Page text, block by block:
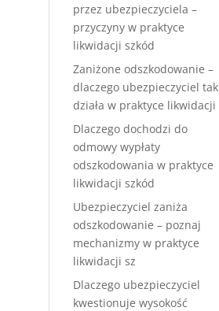
przez ubezpieczyciela –
przyczyny w praktyce
likwidacji szkód
Zaniżone odszkodowanie –
dlaczego ubezpieczyciel tak
działa w praktyce likwidacji
Dlaczego dochodzi do
odmowy wypłaty
odszkodowania w praktyce
likwidacji szkód
Ubezpieczyciel zaniża
odszkodowanie – poznaj
mechanizmy w praktyce
likwidacji sz
Dlaczego ubezpieczyciel
kwestionuje wysokość